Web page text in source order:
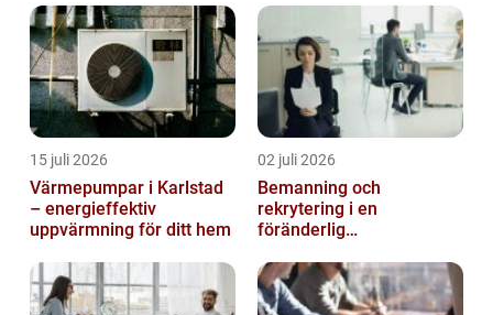
15 juli 2026
Värmepumpar i Karlstad
– energieffektiv
uppvärmning för ditt hem
02 juli 2026
Bemanning och
rekrytering i en
föränderlig